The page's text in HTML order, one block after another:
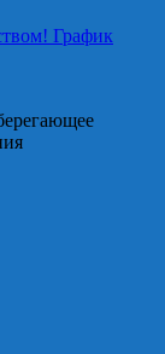
График